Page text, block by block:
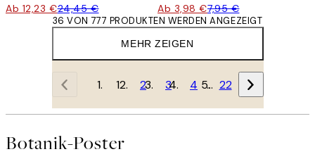
Ab 12,23 €24,45 € Ab 3,98 €7,95 €
MEHR ZEIGEN
36 VON 777 PRODUKTEN WERDEN ANGEZEIGT
1 2 3 4 … 22
Botanik-Poster